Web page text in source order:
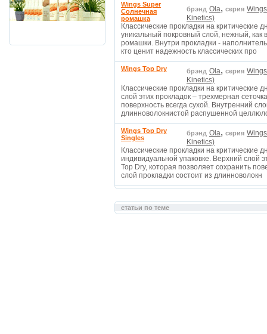
Wings Super
Солнечная
ромашка
брэнд Ola, серия
Kinetics)
Классические прокладки на критические
уникальный покровный слой, нежный, как
ромашки. Внутри прокладки -
кто ценит надежность классических про
Wings Top Dry брэнд Ola, серия
Kinetics)
Классические прокладки на
слой этих прокладок – трехмерная
поверхность всегда сухой. Внутренний
длинноволокнистой распушенной
Wings Top Dry
Singles
брэнд Ola, серия
Kinetics)
Классические прокладки на критические
индивидуальной упаковке. Верхний слой
Top Dry, которая позволяет сохранить
слой прокладки состоит из длинноволокн
статьи по теме